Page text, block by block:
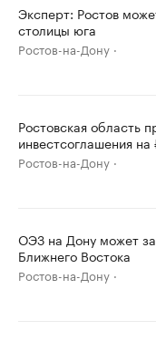
Эксперт: Ростов
столицы юга
Ростов-на-Дону
Ростовская область
инвестсоглашения
Ростов-на-Дону
ОЭЗ на Дону может
Ближнего Востока
Ростов-на-Дону